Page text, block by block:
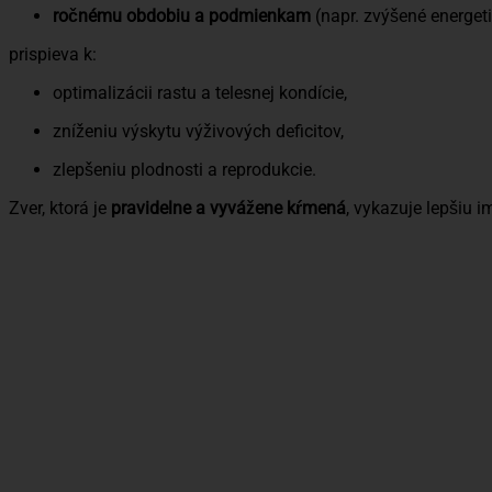
ročnému obdobiu a podmienkam (napr. zvýšené
prispieva k:
optimalizácii rastu a telesnej kondície,
zníženiu výskytu výživových deficitov,
zlepšeniu plodnosti a reprodukcie.
Zver, ktorá je pravidelne a vyvážene kŕmená, vykazuje lepšiu